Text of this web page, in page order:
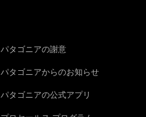
パタゴニアの謝意
パタゴニアからのお知らせ
パタゴニアの公式アプリ